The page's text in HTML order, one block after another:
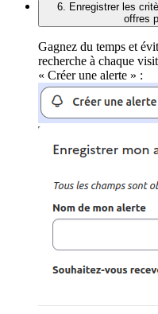
6. Enregistrer les
offres
Gagnez du temps et
recherche à chaque
« Créer une alerte » :